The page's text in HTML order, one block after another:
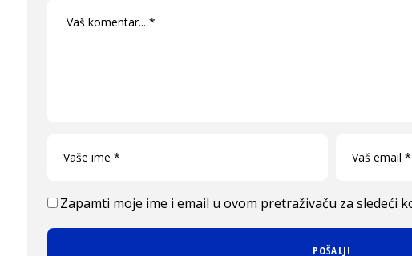
Zapamti moje ime i email u ovom pretraživaču za sledeći